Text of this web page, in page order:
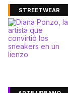
STREETWEAR